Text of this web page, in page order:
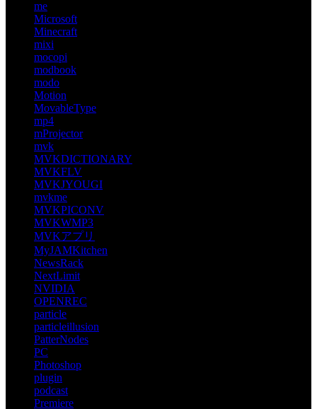
me
Microsoft
Minecraft
mixi
mocopi
modbook
modo
Motion
MovableType
mp4
mProjector
mvk
MVKDICTIONARY
MVKFLV
MVKJYOUGI
mvkme
MVKPICONV
MVKWMP3
MVKアプリ
MyJAMKitchen
NewsRack
NextLimit
NVIDIA
OPENREC
particle
particleillusion
PatterNodes
PC
Photoshop
plugin
podcast
Premiere